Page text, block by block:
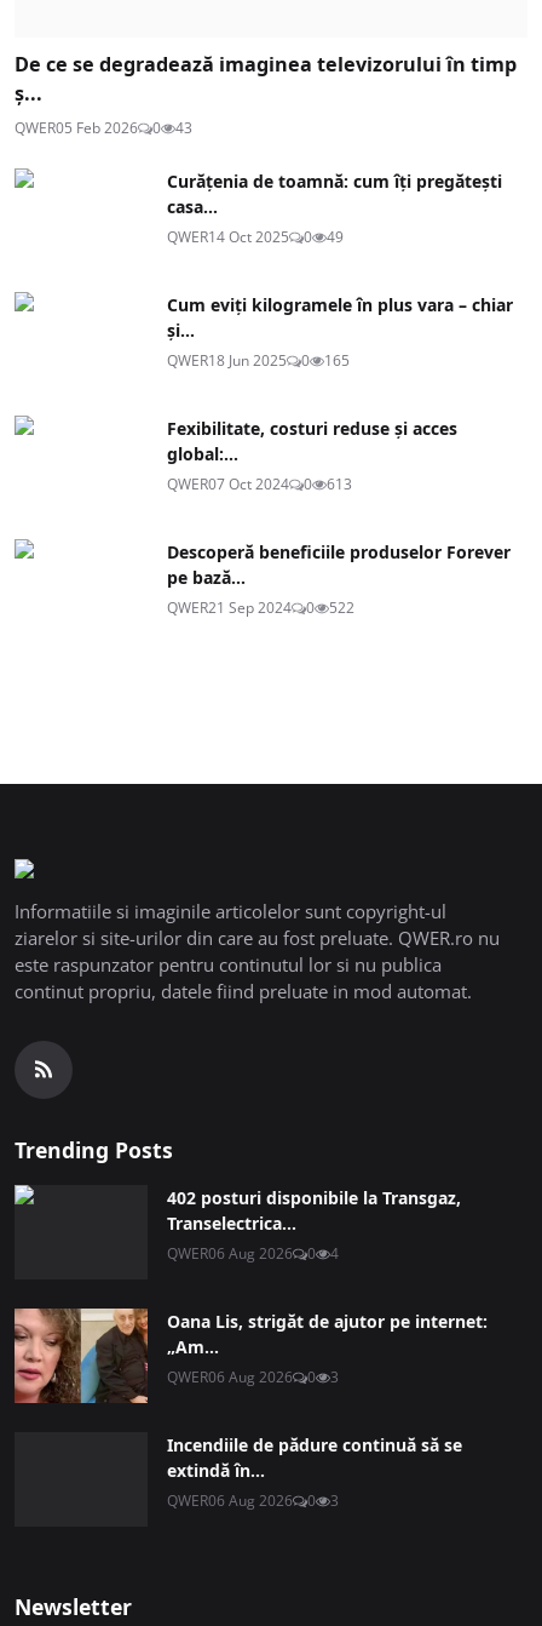
De ce se degradează imaginea televizorului în timp
ș...
QWER05 Feb 2026 0 43
Curățenia de toamnă: cum îți pregătești
casa...
QWER14 Oct 2025 0 49
Cum eviți kilogramele în plus vara – chiar
și...
QWER18 Jun 2025 0 165
Fexibilitate, costuri reduse și acces
global:...
QWER07 Oct 2024 0 613
Descoperă beneficiile produselor Forever
pe bază...
QWER21 Sep 2024 0 522
Informatiile si imaginile articolelor sunt copyright-ul
ziarelor si site-urilor din care au fost preluate. QWER.ro nu
este raspunzator pentru continutul lor si nu publica
continut propriu, datele fiind preluate in mod automat.
Trending Posts
402 posturi disponibile la Transgaz,
Transelectrica...
QWER06 Aug 2026 0 4
Oana Lis, strigăt de ajutor pe internet:
„Am...
QWER06 Aug 2026 0 3
Incendiile de pădure continuă să se
extindă în...
QWER06 Aug 2026 0 3
Newsletter